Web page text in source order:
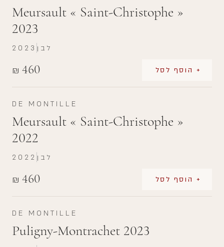
Meursault « Saint-Christophe »
2023
₪ 460 + הוסף לסל
2023 לבן
DE MONTILLE
Meursault « Saint-Christophe »
2022
₪ 460 + הוסף לסל
2022 לבן
DE MONTILLE
Puligny-Montrachet 2023